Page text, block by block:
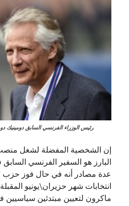
رئيس الوزراء الفرنسي السابق دومينيك
إن الشخصية المفضلة لشغل
البارز هو السفير الفرنسي
عدة مصادر أنه في حال فوز حزب
انتخابات شهر حزيران\يونيو
ماكرون لتعيين مبتدئين